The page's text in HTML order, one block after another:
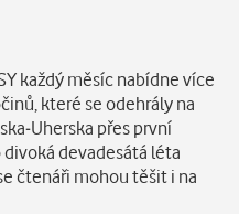
každý měsíc nabídne více
které se odehrály na
Uherska přes první
devadesátá léta
čtenáři mohou těšit i na